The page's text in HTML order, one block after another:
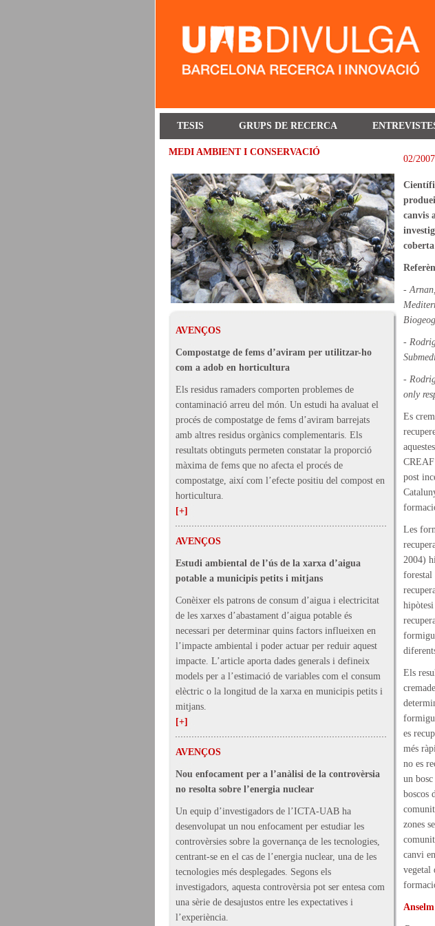
TESIS GRUPS DE RECERCA
MEDI AMBIENT I CONSERVACIÓ
AVENÇOS
Compostatge de fems d’aviram per utilitzar-ho
com a adob en horticultura
Els residus ramaders comporten problemes de
contaminació arreu del món. Un estudi ha avaluat el
procés de compostatge de fems d’aviram barrejats
amb altres residus orgànics complementaris. Els
resultats obtinguts permeten constatar la proporció
màxima de fems que no afecta el procés de
compostatge, així com l’efecte positiu del compost en
horticultura.
[+]
AVENÇOS
Estudi ambiental de l’ús de la xarxa d’aigua
potable a municipis petits i mitjans
Conèixer els patrons de consum d’aigua i electricitat
de les xarxes d’abastament d’aigua potable és
necessari per determinar quins factors influeixen en
l’impacte ambiental i poder actuar per reduir aquest
impacte. L’article aporta dades generals i defineix
models per a l’estimació de variables com el consum
elèctric o la longitud de la xarxa en municipis petits i
mitjans.
[+]
AVENÇOS
Nou enfocament per a l’anàlisi de la controvèrsia
no resolta sobre l’energia nuclear
Un equip d’investigadors de l’ICTA-UAB ha
desenvolupat un nou enfocament per estudiar les
controvèrsies sobre la governança de les tecnologies,
centrant-se en el cas de l’energia nuclear, una de les
tecnologies més desplegades. Segons els
investigadors, aquesta controvèrsia pot ser entesa com
una sèrie de desajustos entre les expectatives i
l’experiència.
02/
canvis
-
-
-
only
Es
post
Les
2004)
forestal
Els
es
més
no es
un
boscos
zones
canvi
vegetal